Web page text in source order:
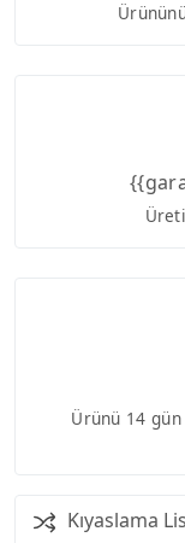
Ürünü 14
Kıyaslama